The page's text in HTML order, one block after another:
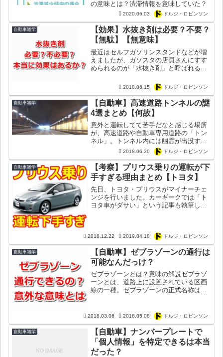
の意味とは？渋滞情報を意味していた？
2020.06.03 ドルジ・ロビンソン
自動車雑学
【効果】水抜き剤は必要？不要？
【無駄】【無意味】
最近はセルフガソリンスタンドなどが増
えましたが、ガソスタの店員さんにすす
められるのが「水抜き剤」と呼ばれるも
はあるものの、水抜き剤の役割はよく分
からない人も多そう。そこで今回カーギ
ークでは「水抜き剤は必要...
2018.06.15 ドルジ・ロビンソン
自動車雑学
【自動車】高速道路トンネルの謎
4選まとめ【何故】
意外と運転してて苦手だなと感じる場所
が、高速道路や自動車専用道路の「トン
ネル」。トンネル内には幽霊が出没する
と言われがちなこともありますが、普段
そんなに利用しないがゆえに知らないこ
とも多い。そこで今回カーギークでは
「高速道路のトンネルにまつ...
2018.06.30 ドルジ・ロビンソン
自動車雑学
【考察】プリウス乗りの運転が下
手すぎる理由まとめ【トヨタ】
先日、トヨタ・プリウスがマイナーチェ
ンジを行いました。カーギークでは「ト
ヨタ車がダサい」という記事も執筆しま
厳密にはプリウスが悪いわ...
2018.12.22 2019.04.18 ドルジ・ロビンソン
自動車雑学
【自動車】ゼブラゾーンの通行は
可能なんだっけ？
ゼブラゾーンとは？意味の解説ゼブラゾ
ーンとは、道路上に設置されている区画
線の一種。ゼブラゾーンの正式名称は
ムーズに走行できるように設置されてい
る場所。交通量が多い道路に...
2018.03.06 2018.05.08 ドルジ・ロビンソン
自動車雑学
【自動車】ナンバープレートで
「個人情報」を特定できるは本当
だった？